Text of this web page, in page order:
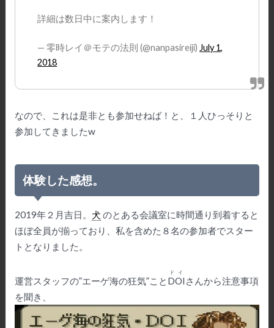
詳細は数日中に案内します！
— 零時レイ＠モテの法則 (@nanpasireiji)July 1,
2018
なので、これは是非とも参加せねば！と、１人ひっそりと
参加してきましたw
体験した感想。
2019年２月吉日。 犬 のとある会議室に時間通り到着すると
ほぼ全員が揃っており、私を含めた８名の参加者でスター
トとなりました。
運営スタッフの”エーゲ海の狂気”こと DOI
ドイ
さんから注意事項
を聞き、